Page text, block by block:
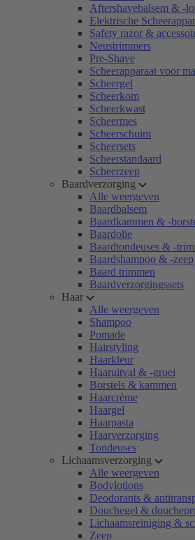
Aftershavebalsem & -
Elektrische
Safety razor &
Neustrimmers
Pre-Shave
Scheerapparaat voor
Scheergel
Scheerkom
Scheerkwast
Scheermes
Scheerschuim
Scheersets
Scheerstandaard
Scheerzeep
Baardverzorging
Alle weergeven
Baardbalsem
Baardkammen & -
Baardolie
Baardtondeuses & -
Baardshampoo & -zeep
Baard trimmen
Baardverzorgingssets
Haar
Alle weergeven
Shampoo
Pomade
Hairstyling
Haarkleur
Haaruitval & -groei
Borstels & kammen
Haarcrème
Haargel
Haarpasta
Haarverzorging
Tondeuses
Lichaamsverzorging
Alle weergeven
Bodylotions
Deodorants &
Douchegel &
Lichaamsreiniging &
Zeep